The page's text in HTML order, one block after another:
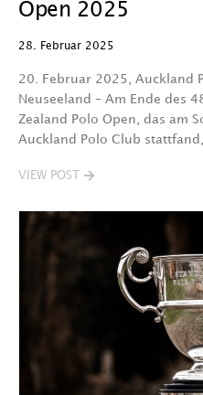
Open 2025
28. Februar 2025
20. Februar 2025, Auckland
Neuseeland – Am Ende des
Zealand Polo Open, das am
Auckland Polo Club
VIEW POST